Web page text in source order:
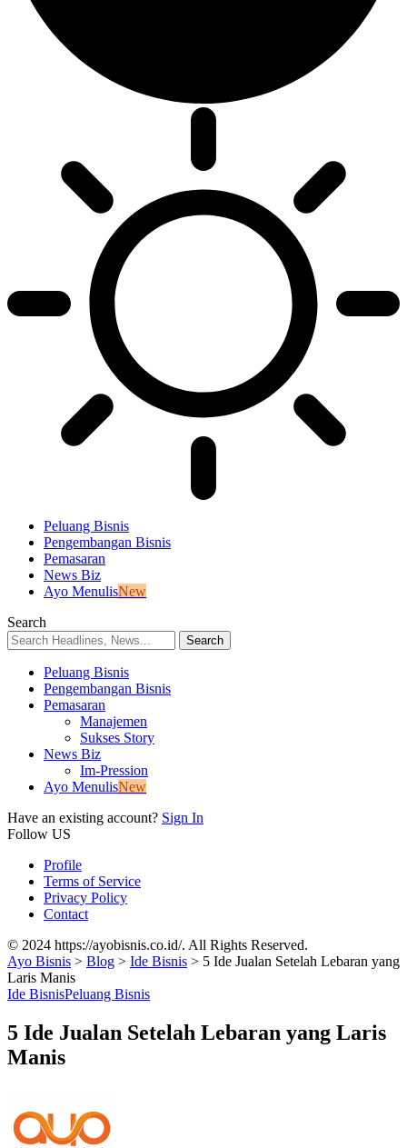
Peluang Bisnis
Pengembangan Bisnis
Pemasaran
News Biz
Ayo MenulisNew
Search
Peluang Bisnis
Pengembangan Bisnis
Pemasaran
Manajemen
Sukses Story
News Biz
Im-Pression
Ayo MenulisNew
Have an existing account? Sign In
Follow US
Profile
Terms of Service
Privacy Policy
Contact
© 2024 https://ayobisnis.co.id/. All Rights Reserved.
Ayo Bisnis > Blog > Ide Bisnis > 5 Ide Jualan Setelah Lebaran yang
Laris Manis
Ide BisnisPeluang Bisnis
5 Ide Jualan Setelah Lebaran yang Laris
Manis